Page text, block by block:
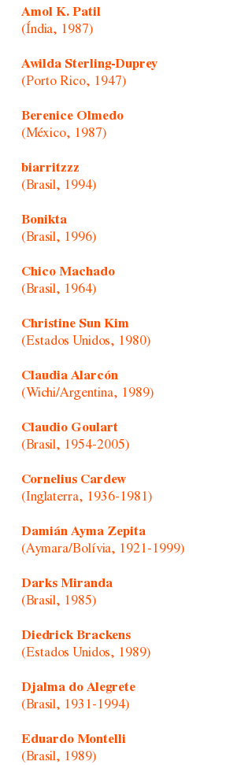
Amol K. Patil
(Índia, 1987)
Awilda Sterling-Duprey
(Porto Rico, 1947)
Berenice Olmedo
(México, 1987)
biarritzzz
(Brasil, 1994)
Bonikta
(Brasil, 1996)
Chico Machado
(Brasil, 1964)
Christine Sun Kim
(Estados Unidos, 1980)
Claudia Alarcón
(Wichi/Argentina, 1989)
Claudio Goulart
(Brasil, 1954-2005)
Cornelius Cardew
(Inglaterra, 1936-1981)
Damián Ayma Zepita
(Aymara/Bolívia, 1921-1999)
Darks Miranda
(Brasil, 1985)
Diedrick Brackens
(Estados Unidos, 1989)
Djalma do Alegrete
(Brasil, 1931-1994)
Eduardo Montelli
(Brasil, 1989)